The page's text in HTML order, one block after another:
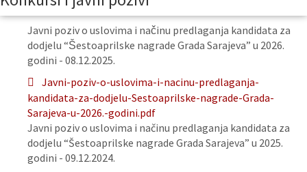
Javni poziv o uslovima i načinu predlaganja kandidata za
dodjelu “Šestoaprilske nagrade Grada Sarajeva” u 2026.
godini - 08.12.2025.
Javni-poziv-o-uslovima-i-nacinu-predlaganja-
kandidata-za-dodjelu-Sestoaprilske-nagrade-Grada-
Sarajeva-u-2026.-godini.pdf
Javni poziv o uslovima i načinu predlaganja kandidata za
dodjelu “Šestoaprilske nagrade Grada Sarajeva” u 2025.
godini - 09.12.2024.